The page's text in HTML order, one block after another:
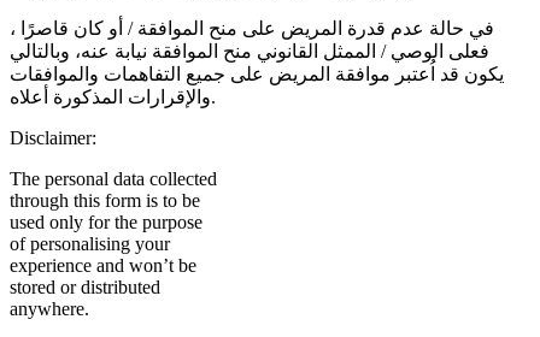
في حالة عدم قدرة المريض على منح الموافقة / أو كان قاصرًا ،
فعلى الوصي / الممثل القانوني منح الموافقة نيابة عنه، وبالتالي
يكون قد اُعتبر موافقة المريض على جميع التفاهمات والموافقات
والإقرارات المذكورة أعلاه.
Disclaimer:
The personal data collected
through this form is to be
used only for the purpose
of personalising your
experience and won’t be
stored or distributed
anywhere.